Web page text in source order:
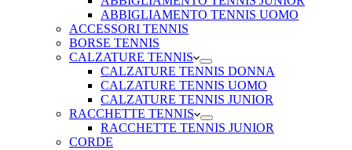
ABBIGLIAMENTO TENNIS UOMO
ACCESSORI TENNIS
BORSE TENNIS
CALZATURE TENNIS
CALZATURE TENNIS DONNA
CALZATURE TENNIS UOMO
CALZATURE TENNIS JUNIOR
RACCHETTE TENNIS
RACCHETTE TENNIS JUNIOR
CORDE